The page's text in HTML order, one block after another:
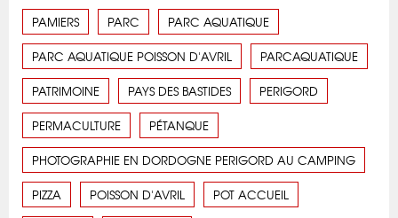
PAMIERS PARC PARC AQUATIQUE
PARC AQUATIQUE POISSON D'AVRIL PARCAQUATIQUE
PATRIMOINE PAYS DES BASTIDES PERIGORD
PERMACULTURE PÉTANQUE
PHOTOGRAPHIE EN DORDOGNE PERIGORD AU CAMPING
PIZZA POISSON D'AVRIL POT ACCUEIL